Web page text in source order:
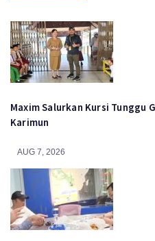
Maxim Salurkan Kursi Tunggu
Karimun
AUG 7, 2026